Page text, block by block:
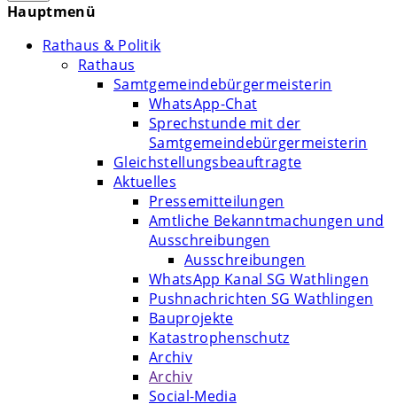
Hauptmenü
Rathaus & Politik
Rathaus
Samtgemeindebürgermeisterin
WhatsApp-Chat
Sprechstunde mit der
Samtgemeindebürgermeisterin
Gleichstellungsbeauftragte
Aktuelles
Pressemitteilungen
Amtliche Bekanntmachungen und
Ausschreibungen
Ausschreibungen
WhatsApp Kanal SG Wathlingen
Pushnachrichten SG Wathlingen
Bauprojekte
Katastrophenschutz
Archiv
Archiv
Social-Media